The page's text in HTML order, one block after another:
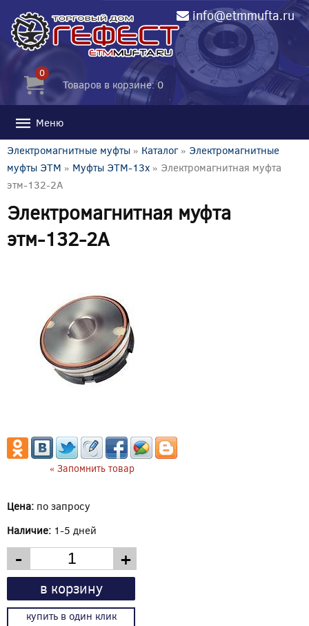
info@etmmufta.ru
0
Товаров в корзине: 0
Меню
Электромагнитные муфты » Каталог» Электромагнитные
муфты ЭТМ » Муфты ЭТМ-13x » Электромагнитная муфта
этм-132-2А
Электромагнитная муфта
этм-132-2А
« Запомнить товар
Цена: по запросу
Наличие: 1-5 дней
- +
в корзину
купить в один клик